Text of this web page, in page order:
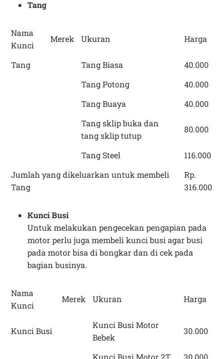
Tang
Nama
Kunci
Merek Ukuran Harga
Tang Tang Biasa
40.000
Tang Potong
40.000
Tang Buaya
40.000
Tang sklip buka dan
tang sklip tutup
80.000
Tang Steel
116.000
Jumlah yang dikeluarkan untuk membeli
Tang
Rp.
316.000
Kunci Busi
Untuk melakukan pengecekan pengapian pada
motor perlu juga membeli kunci busi agar busi
pada motor bisa di bongkar dan di cek pada
bagian businya.
Nama
Kunci
Merek Ukuran Harga
Kunci Busi
Kunci Busi Motor
Bebek
30.000